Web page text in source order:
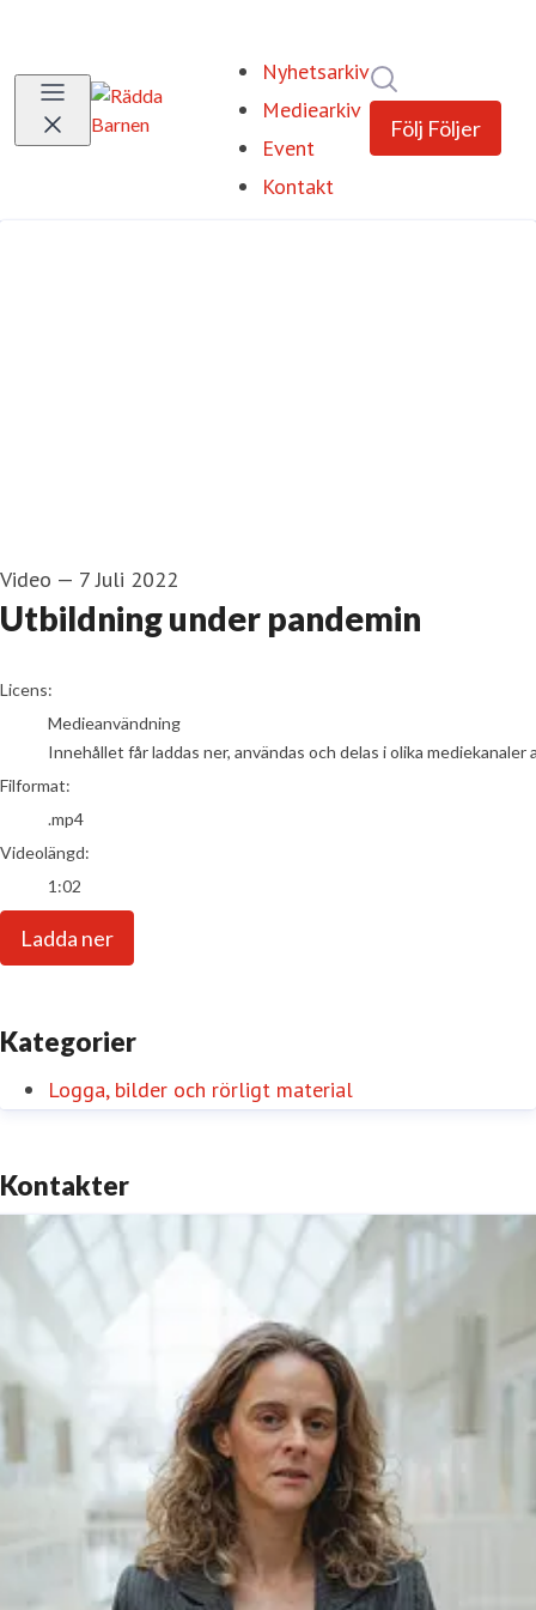
Nyhetsarkiv
Mediearkiv
Event
Kontakt
Följ Följer
Video — 7 Juli 2022
Utbildning under pandemin
go to media item
Licens:
Medieanvändning
Innehållet får laddas ner, användas och delas i olika
Filformat:
.mp4
Videolängd:
1:02
Ladda ner
Kategorier
Logga, bilder och rörligt material
Kontakter